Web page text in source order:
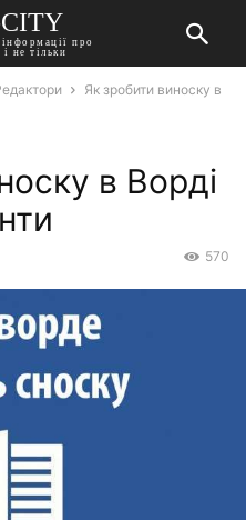
про
не тільки
Як зробити виноску в
в Ворді
570